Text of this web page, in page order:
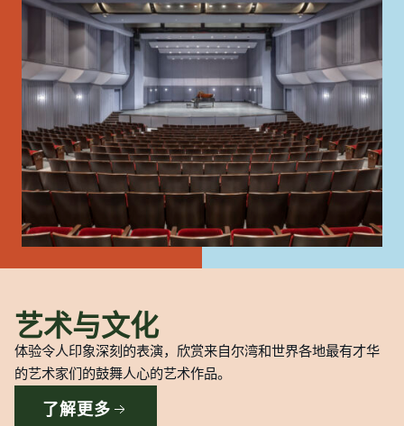
艺术与文化
体验令人印象深刻的表演，欣赏来自尔湾和世界各地最有才华
的艺术家们的鼓舞人心的艺术作品。
了解更多